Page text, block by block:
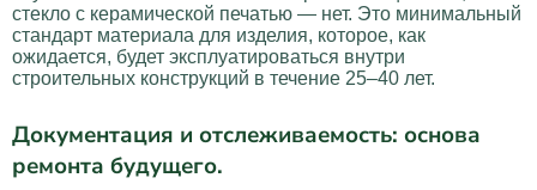
стекло с керамической печатью — нет. Это минимальный
стандарт материала для изделия, которое, как
ожидается, будет эксплуатироваться внутри
строительных конструкций в течение 25–40 лет.
Документация и отслеживаемость: основа
ремонта будущего.